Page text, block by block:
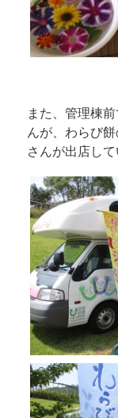
また、管理棟
んが、わらび
さんが出店して